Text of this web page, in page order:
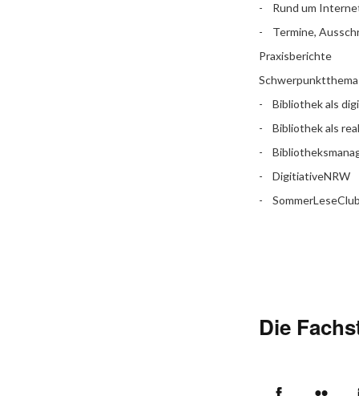
Rund um
Termine,
Praxisberichte
Schwerpunktthema
Bibliothek als
Bibliothek als
DigitiativeNRW
SommerLeseClub
Die